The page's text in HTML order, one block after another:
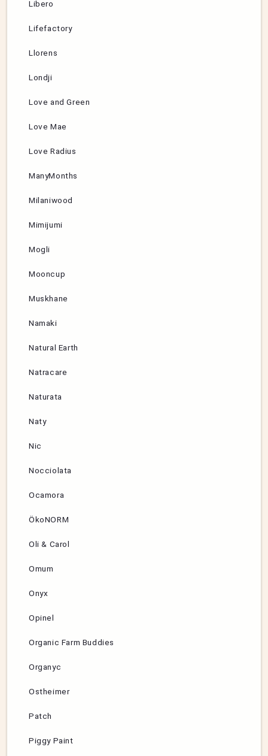
Libero
Lifefactory
Llorens
Londji
Love and Green
Love Mae
Love Radius
ManyMonths
Milaniwood
Mimijumi
Mogli
Mooncup
Muskhane
Namaki
Natural Earth
Natracare
Naturata
Naty
Nic
Nocciolata
Ocamora
ÖkoNORM
Oli & Carol
Omum
Onyx
Opinel
Organic Farm Buddies
Organyc
Ostheimer
Patch
Piggy Paint